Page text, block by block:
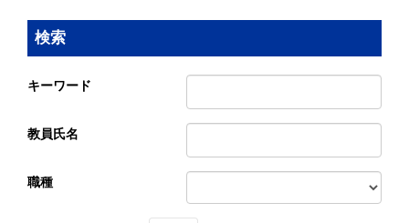
検索
キーワード
教員氏名
職種